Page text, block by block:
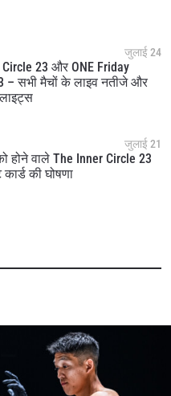
जुलाई 24
23 और ONE Friday
– सभी मैचों के लाइव नतीजे और
जुलाई 21
होने वाले The Inner Circle 23
की घोषणा